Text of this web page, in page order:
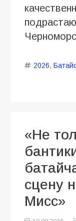
2026,
«Не
сцену
Мисс»